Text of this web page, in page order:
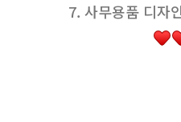
7. 사무용품 디자